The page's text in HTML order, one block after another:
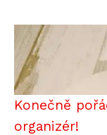
Konečně
organizér!